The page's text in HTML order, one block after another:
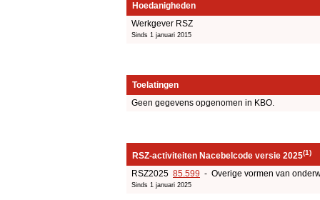
Hoedanigheden
Werkgever RSZ
Sinds 1 januari 2015
Toelatingen
Geen gegevens opgenomen in KBO.
RSZ-activiteiten Nacebelcode versie 2025(1)
RSZ2025 85.599 - Overige vormen van
Sinds 1 januari 2025